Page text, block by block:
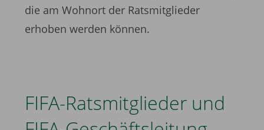
die am Wohnort der Ratsmitglieder
erhoben werden können.
FIFA-Ratsmitglieder und